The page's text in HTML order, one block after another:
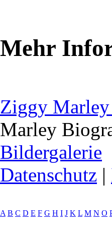
Mehr
Ziggy
Marley
Bildergalerie
Datenschutz |
A B C D E F G H I J K L M N O